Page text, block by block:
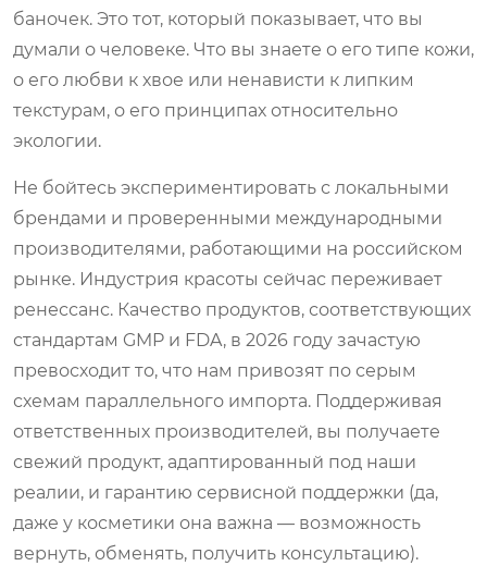
баночек. Это тот, который показывает, что вы
думали о человеке. Что вы знаете о его типе кожи,
о его любви к хвое или ненависти к липким
текстурам, о его принципах относительно
экологии.
Не бойтесь экспериментировать с локальными
брендами и проверенными международными
производителями, работающими на российском
рынке. Индустрия красоты сейчас переживает
ренессанс. Качество продуктов, соответствующих
стандартам GMP и FDA, в 2026 году зачастую
превосходит то, что нам привозят по серым
схемам параллельного импорта. Поддерживая
ответственных производителей, вы получаете
свежий продукт, адаптированный под наши
реалии, и гарантию сервисной поддержки (да,
даже у косметики она важна — возможность
вернуть, обменять, получить консультацию).